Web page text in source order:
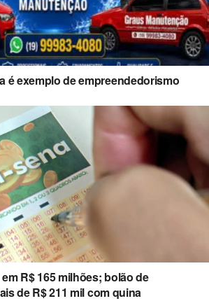
é exemplo de empreendedorismo
R$ 165 milhões; bolão de
de R$ 211 mil com quina